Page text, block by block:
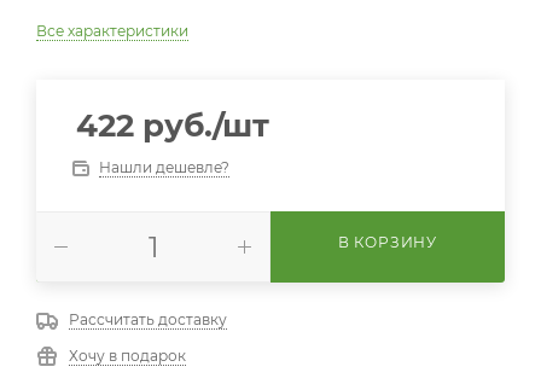
Все характеристики
422 руб./шт
Нашли дешевле?
В КОРЗИНУ
Рассчитать доставку
Хочу в подарок